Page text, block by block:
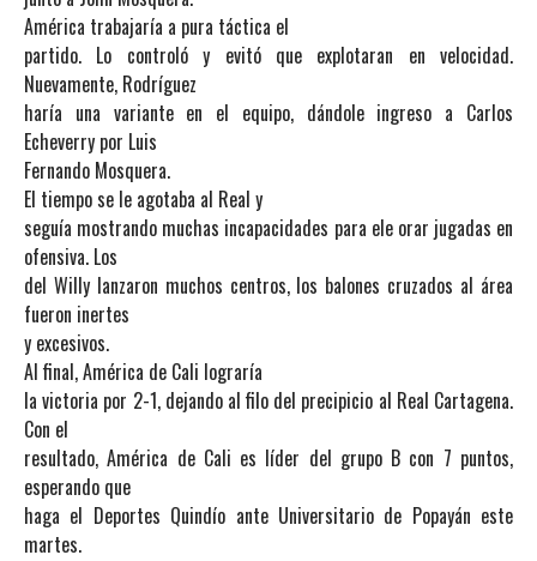
América trabajaría a pura táctica el
partido. Lo controló y evitó que explotaran en velocidad.
Nuevamente, Rodríguez
haría una variante en el equipo, dándole ingreso a Carlos
Echeverry por Luis
Fernando Mosquera.
El tiempo se le agotaba al Real y
seguía mostrando muchas incapacidades para ele orar jugadas en
ofensiva. Los
del Willy lanzaron muchos centros, los balones cruzados al área
fueron inertes
y excesivos.
Al final, América de Cali lograría
la victoria por 2-1, dejando al filo del precipicio al Real Cartagena.
Con el
resultado, América de Cali es líder del grupo B con 7 puntos,
esperando que
haga el Deportes Quindío ante Universitario de Popayán este
martes.